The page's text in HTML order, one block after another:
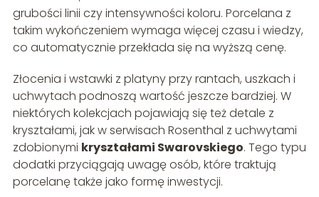
grubości linii czy intensywności koloru. Porcelana z
takim wykończeniem wymaga więcej czasu i wiedzy,
co automatycznie przekłada się na wyższą cenę.
Złocenia i wstawki z platyny przy rantach, uszkach i
uchwytach podnoszą wartość jeszcze bardziej. W
niektórych kolekcjach pojawiają się też detale z
kryształami, jak w serwisach Rosenthal z uchwytami
zdobionymi kryształami Swarovskiego. Tego typu
dodatki przyciągają uwagę osób, które traktują
porcelanę także jako formę inwestycji.